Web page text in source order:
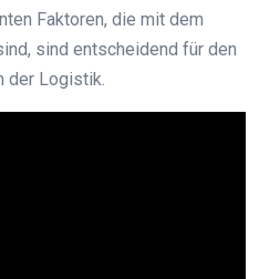
Faktoren, die mit dem
sind entscheidend für den
der Logistik.